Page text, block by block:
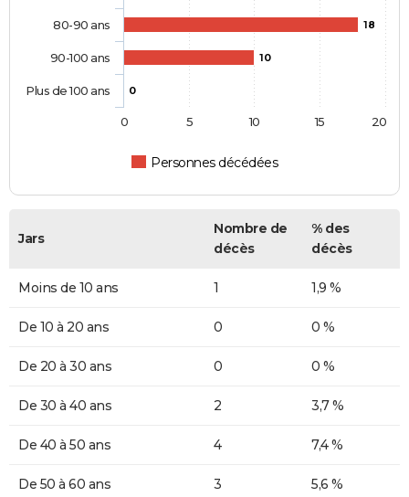
18
10
0
Personnes décédées
80-90 ans
90-100 ans
Plus de 100 ans
0 5 10 15 20
Jars
Nombre de
décès
% des
décès
Moins de 10 ans 1 1,9 %
De 10 à 20 ans 0 0 %
De 20 à 30 ans 0 0 %
De 30 à 40 ans 2 3,7 %
De 40 à 50 ans 4 7,4 %
De 50 à 60 ans 3 5,6 %